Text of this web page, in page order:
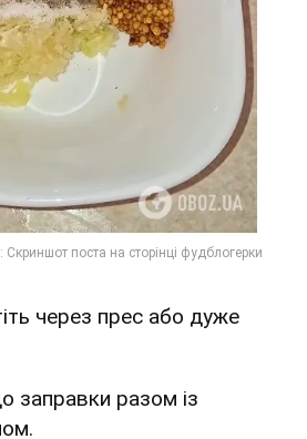
через прес або дуже
заправки разом із